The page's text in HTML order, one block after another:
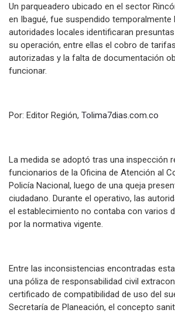
Un parqueadero ubicado en el sector
en Ibagué, fue suspendido temporalmente
autoridades locales identificaran
su operación, entre ellas el cobro de
autorizadas y la falta de documentación
funcionar.
Por: Editor Región, Tolima7dias.com.co
La medida se adoptó tras una inspección
funcionarios de la Oficina de Atención al
Policía Nacional, luego de una queja
ciudadano. Durante el operativo, las
el establecimiento no contaba con varios
por la normativa vigente.
Entre las inconsistencias encontradas
una póliza de responsabilidad civil
certificado de compatibilidad de uso del
Secretaría de Planeación, el concepto